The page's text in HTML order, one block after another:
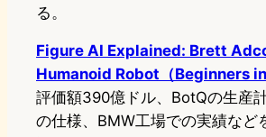
る。
Figure AI Explained: Brett
Humanoid Robot（Beginners in
評価額390億ドル、BotQの生産
の仕様、BMW工場での実績など